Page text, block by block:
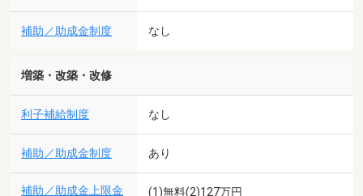
補助／助成金制度 なし
増築・改築・改修
利子補給制度 なし
補助／助成金制度 あり
補助／助成金上限金 (1)無料(2)127万円